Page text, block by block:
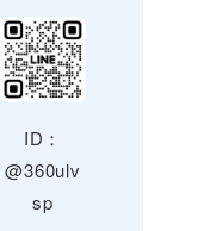
ID：
@360ulv
sp